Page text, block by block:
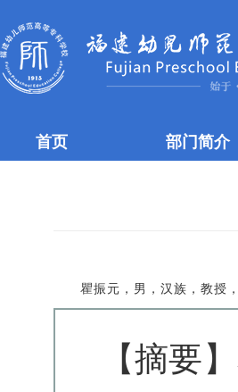
首页 部门简介
瞿振元，男，汉族，教授
【摘要